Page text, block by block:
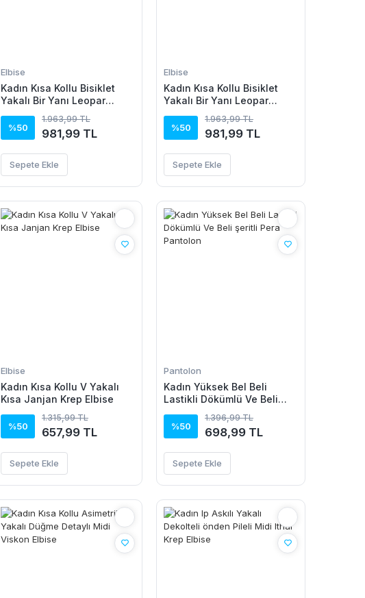
Elbise
Kadın Kısa Kollu Bisiklet
Yakalı Bir Yanı Leopar
%50
1.963,99 TL
981,99 TL
Sepete Ekle
Elbise
Kadın Kısa Kollu Bisiklet
Yakalı Bir Yanı Leopar
%50
1.963,99 TL
981,99 TL
Sepete Ekle
Elbise
Kadın Kısa Kollu V Yakalı
Kısa Janjan Krep Elbise
%50
1.315,99 TL
657,99 TL
Sepete Ekle
Pantolon
Kadın Yüksek Bel Beli
Lastikli Dökümlü Ve Beli
%50
1.396,99 TL
698,99 TL
Sepete Ekle